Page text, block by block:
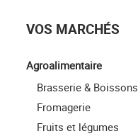
VOS MARCHÉS
Agroalimentaire
Brasserie & Boissons
Fromagerie
Fruits et légumes